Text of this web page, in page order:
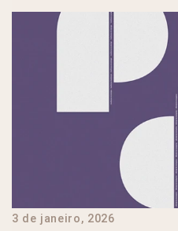
3 de janeiro, 2026